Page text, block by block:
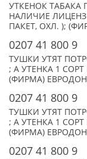
УТКЕНОК
НАЛИЧИЕ
ПАКЕТ, ОХЛ. );
0207 41 800 9
ТУШКИ УТЯТ
; А УТЕНКА 1
(ФИРМА)
0207 41 800 9
ТУШКИ УТЯТ
; А УТЕНКА 1
(ФИРМА)
0207 41 800 9